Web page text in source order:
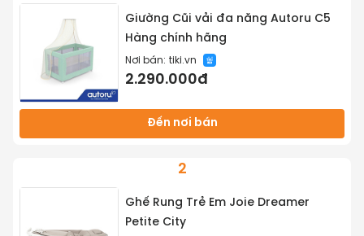
Giường Cũi vải đa năng Autoru C5
Hàng chính hãng
Nơi bán: tiki.vn
2.290.000đ
Đến nơi bán
2
Ghế Rung Trẻ Em Joie Dreamer
Petite City